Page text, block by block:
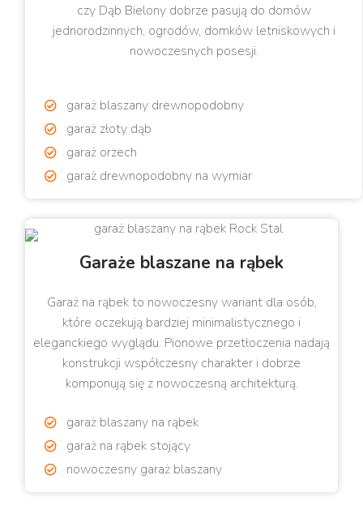
czy Dąb Bielony dobrze pasują do domów
jednorodzinnych, ogrodów, domków letniskowych i
nowoczesnych posesji.
garaż blaszany drewnopodobny
garaż złoty dąb
garaż orzech
garaż drewnopodobny na wymiar
Garaże blaszane na rąbek
Garaż na rąbek to nowoczesny wariant dla osób,
które oczekują bardziej minimalistycznego i
eleganckiego wyglądu. Pionowe przetłoczenia nadają
konstrukcji współczesny charakter i dobrze
komponują się z nowoczesną architekturą.
garaż blaszany na rąbek
garaż na rąbek stojący
nowoczesny garaż blaszany